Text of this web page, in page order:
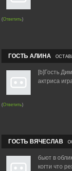
(Ответить)
ГОСТЬ АЛИНА
[b]Гость
актриса
(Ответить)
ГОСТЬ ВЯЧЕСЛАВ
бьют в
когти что